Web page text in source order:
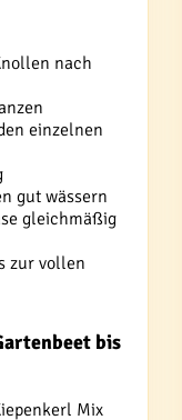
nach
einzelnen
gut wässern
gleichmäßig
zur vollen
bis
Mix